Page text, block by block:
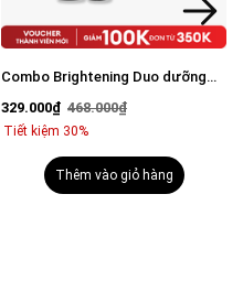
Combo Brightening Duo dưỡng
mặt 100g & Serum Vital 30ml
329.000₫ 468.000₫
Tiết kiệm 30%
Thêm vào giỏ hàng